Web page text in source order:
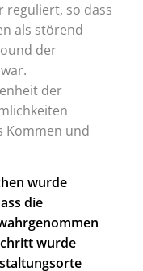
reguliert, so dass
als störend
der
der
Kommen und
wurde
die
wurde